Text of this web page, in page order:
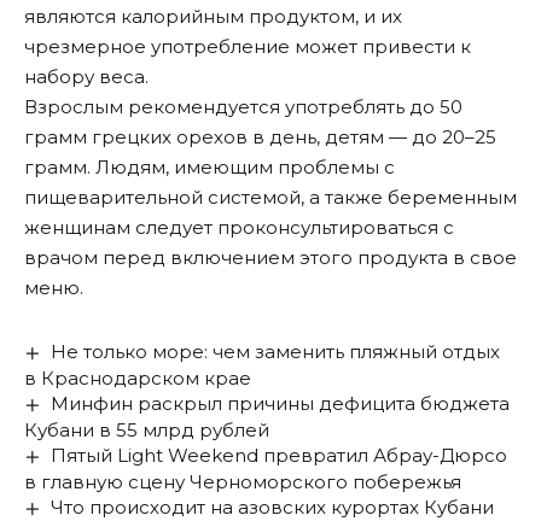
являются калорийным продуктом, и их
чрезмерное употребление может привести к
набору веса.
Взрослым рекомендуется употреблять до 50
грамм грецких орехов в день, детям — до 20–25
грамм. Людям, имеющим проблемы с
пищеварительной системой, а также беременным
женщинам следует проконсультироваться с
врачом перед включением этого продукта в свое
меню.
Не только море: чем заменить пляжный отдых
в Краснодарском крае
Минфин раскрыл причины дефицита бюджета
Кубани в 55 млрд рублей
Пятый Light Weekend превратил Абрау-Дюрсо
в главную сцену Черноморского побережья
Что происходит на азовских курортах Кубани